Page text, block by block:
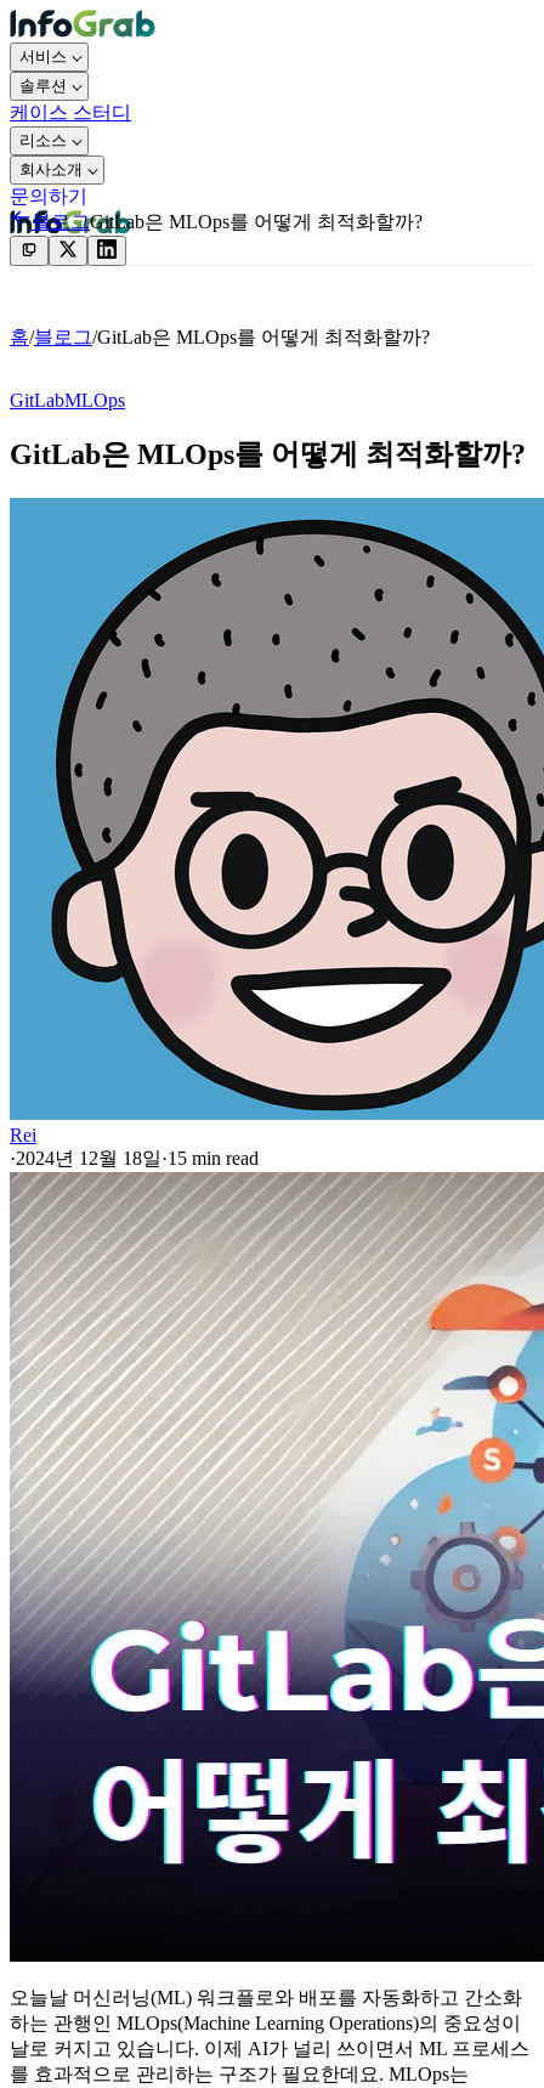
서비스
솔루션
케이스 스터디
리소스
회사소개
문의하기
문의하기
블로그GitLab은 MLOps를 어떻게 최적화할까?
홈/블로그/GitLab은 MLOps를 어떻게 최적화할까?
GitLabMLOps
GitLab은 MLOps를 어떻게 최적화할까?
Rei
·2024년 12월 18일·15 min read
오늘날 머신러닝(ML) 워크플로와 배포를 자동화하고 간소화
하는 관행인 MLOps(Machine Learning Operations)의 중요성이
날로 커지고 있습니다. 이제 AI가 널리 쓰이면서 ML 프로세스
를 효과적으로 관리하는 구조가 필요한데요. MLOps는